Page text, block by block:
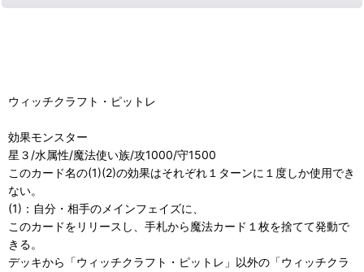
ウィッチクラフト・ピットレ
効果モンスター
星３/水属性/魔法使い族/攻1000/守1500
このカード名の(1)(2)の効果はそれぞれ１ターンに１度しか使用でき
ない。
(1)：自分・相手のメインフェイズに、
このカードをリリースし、手札から魔法カード１枚を捨てて発動で
きる。
デッキから「ウィッチクラフト・ピットレ」以外の「ウィッチクラ